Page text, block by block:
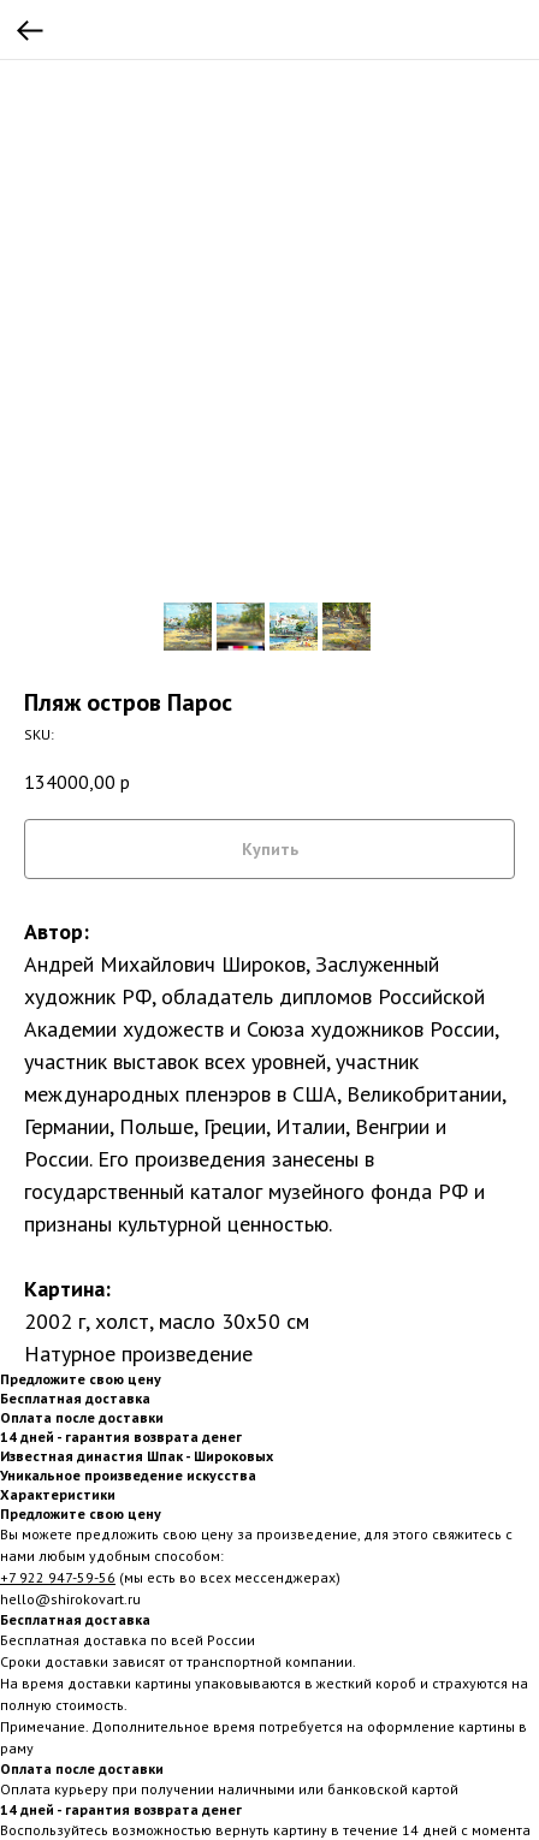
Пляж остров Парос
SKU:
134000,00 р
Купить
Автор:
Андрей Михайлович Широков, Заслуженный
художник РФ, обладатель дипломов Российской
Академии художеств и Союза художников России,
участник выставок всех уровней, участник
международных пленэров в США, Великобритании,
Германии, Польше, Греции, Италии, Венгрии и
России. Его произведения занесены в
государственный каталог музейного фонда РФ и
признаны культурной ценностью.
Картина:
2002 г, холст, масло 30х50 см
Натурное произведение
Предложите свою цену
Бесплатная доставка
Оплата после доставки
14 дней - гарантия возврата денег
Известная династия Шпак - Широковых
Уникальное произведение искусства
Характеристики
Предложите свою цену
Вы можете предложить свою цену за произведение, для этого свяжитесь с
нами любым удобным способом:
+7 922 947-59-56 (мы есть во всех мессенджерах)
hello@shirokovart.ru
Бесплатная доставка
Бесплатная доставка по всей России
Сроки доставки зависят от транспортной компании.
На время доставки картины упаковываются в жесткий короб и страхуются на
полную стоимость.
Примечание. Дополнительное время потребуется на оформление картины в
раму
Оплата после доставки
Оплата курьеру при получении наличными или банковской картой
14 дней - гарантия возврата денег
Воспользуйтесь возможностью вернуть картину в течение 14 дней с момента